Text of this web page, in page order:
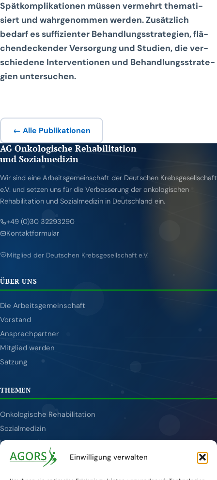
Einwilligung verwalten
Spät­kom­pli­ka­tio­nen müs­sen ver­mehrt the­ma­ti­
siert und wahr­ge­nom­men wer­den. Zusätz­lich
bedarf es suf­fi­zi­en­ter Behand­lungs­stra­te­gien, flä­
chen­de­cken­der Ver­sor­gung und Stu­di­en, die ver­
schie­de­ne Inter­ven­tio­nen und Behand­lungs­stra­te­
gien untersuchen.
← Alle Publikationen
AG Onkologische Rehabilitation
und Sozialmedizin
Wir sind eine Arbeitsgemeinschaft der Deutschen Krebsgesellschaft
e.V. und setzen uns für die Verbesserung der onkologischen
Rehabilitation und Sozialmedizin in Deutschland ein.
+49 (0)30 32293290
Kontaktformular
Mitglied der Deutschen Krebsgesellschaft e.V.
ÜBER UNS
Die Arbeitsgemeinschaft
Vorstand
Ansprechpartner
Mitglied werden
Satzung
THEMEN
Onkologische Rehabilitation
Sozialmedizin
Lebensqualität
Tumornachsorge